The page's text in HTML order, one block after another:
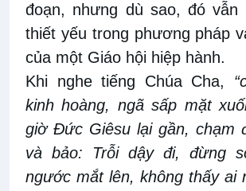
đoạn, nhưng dù sao, đó vẫn
thiết yếu trong phương pháp
của một Giáo hội hiệp hành.
Khi nghe tiếng Chúa Cha,
kinh hoàng, ngã sấp mặt
giờ Đức Giêsu lại gần, chạm
và bảo: Trỗi dậy đi, đừng
ngước mắt lên, không thấy ai